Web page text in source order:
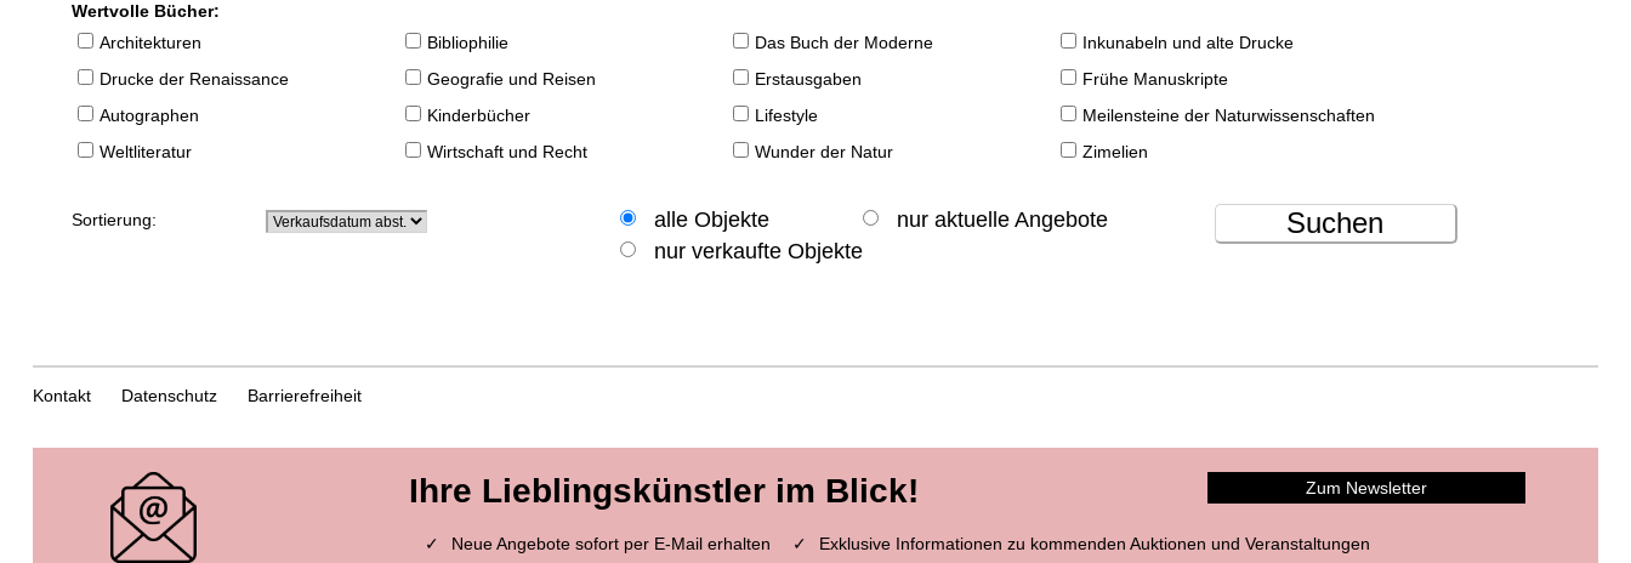
Wertvolle Bücher:
Architekturen
Bibliophilie Das Buch der Moderne
Inkunabeln und alte Drucke
Drucke der Renaissance
Geografie und Reisen Erstausgaben
Frühe Manuskripte
Autographen
Kinderbücher Lifestyle
Meilensteine der Naturwissenschaften
Weltliteratur
Wirtschaft und Recht Wunder der Natur Zimelien
Sortierung: alle Objekte
nur aktuelle Angebote
nur verkaufte Objekte
Suchen
Kontakt Datenschutz Barrierefreiheit
Ihre Lieblingskünstler im Blick!
Neue Angebote sofort per E-Mail erhalten Exklusive Informationen zu kommenden Auktionen und Veranstaltungen
Zum Newsletter